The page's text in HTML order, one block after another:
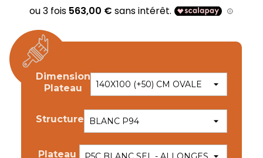
Dimension
Plateau
Structure
Plateau